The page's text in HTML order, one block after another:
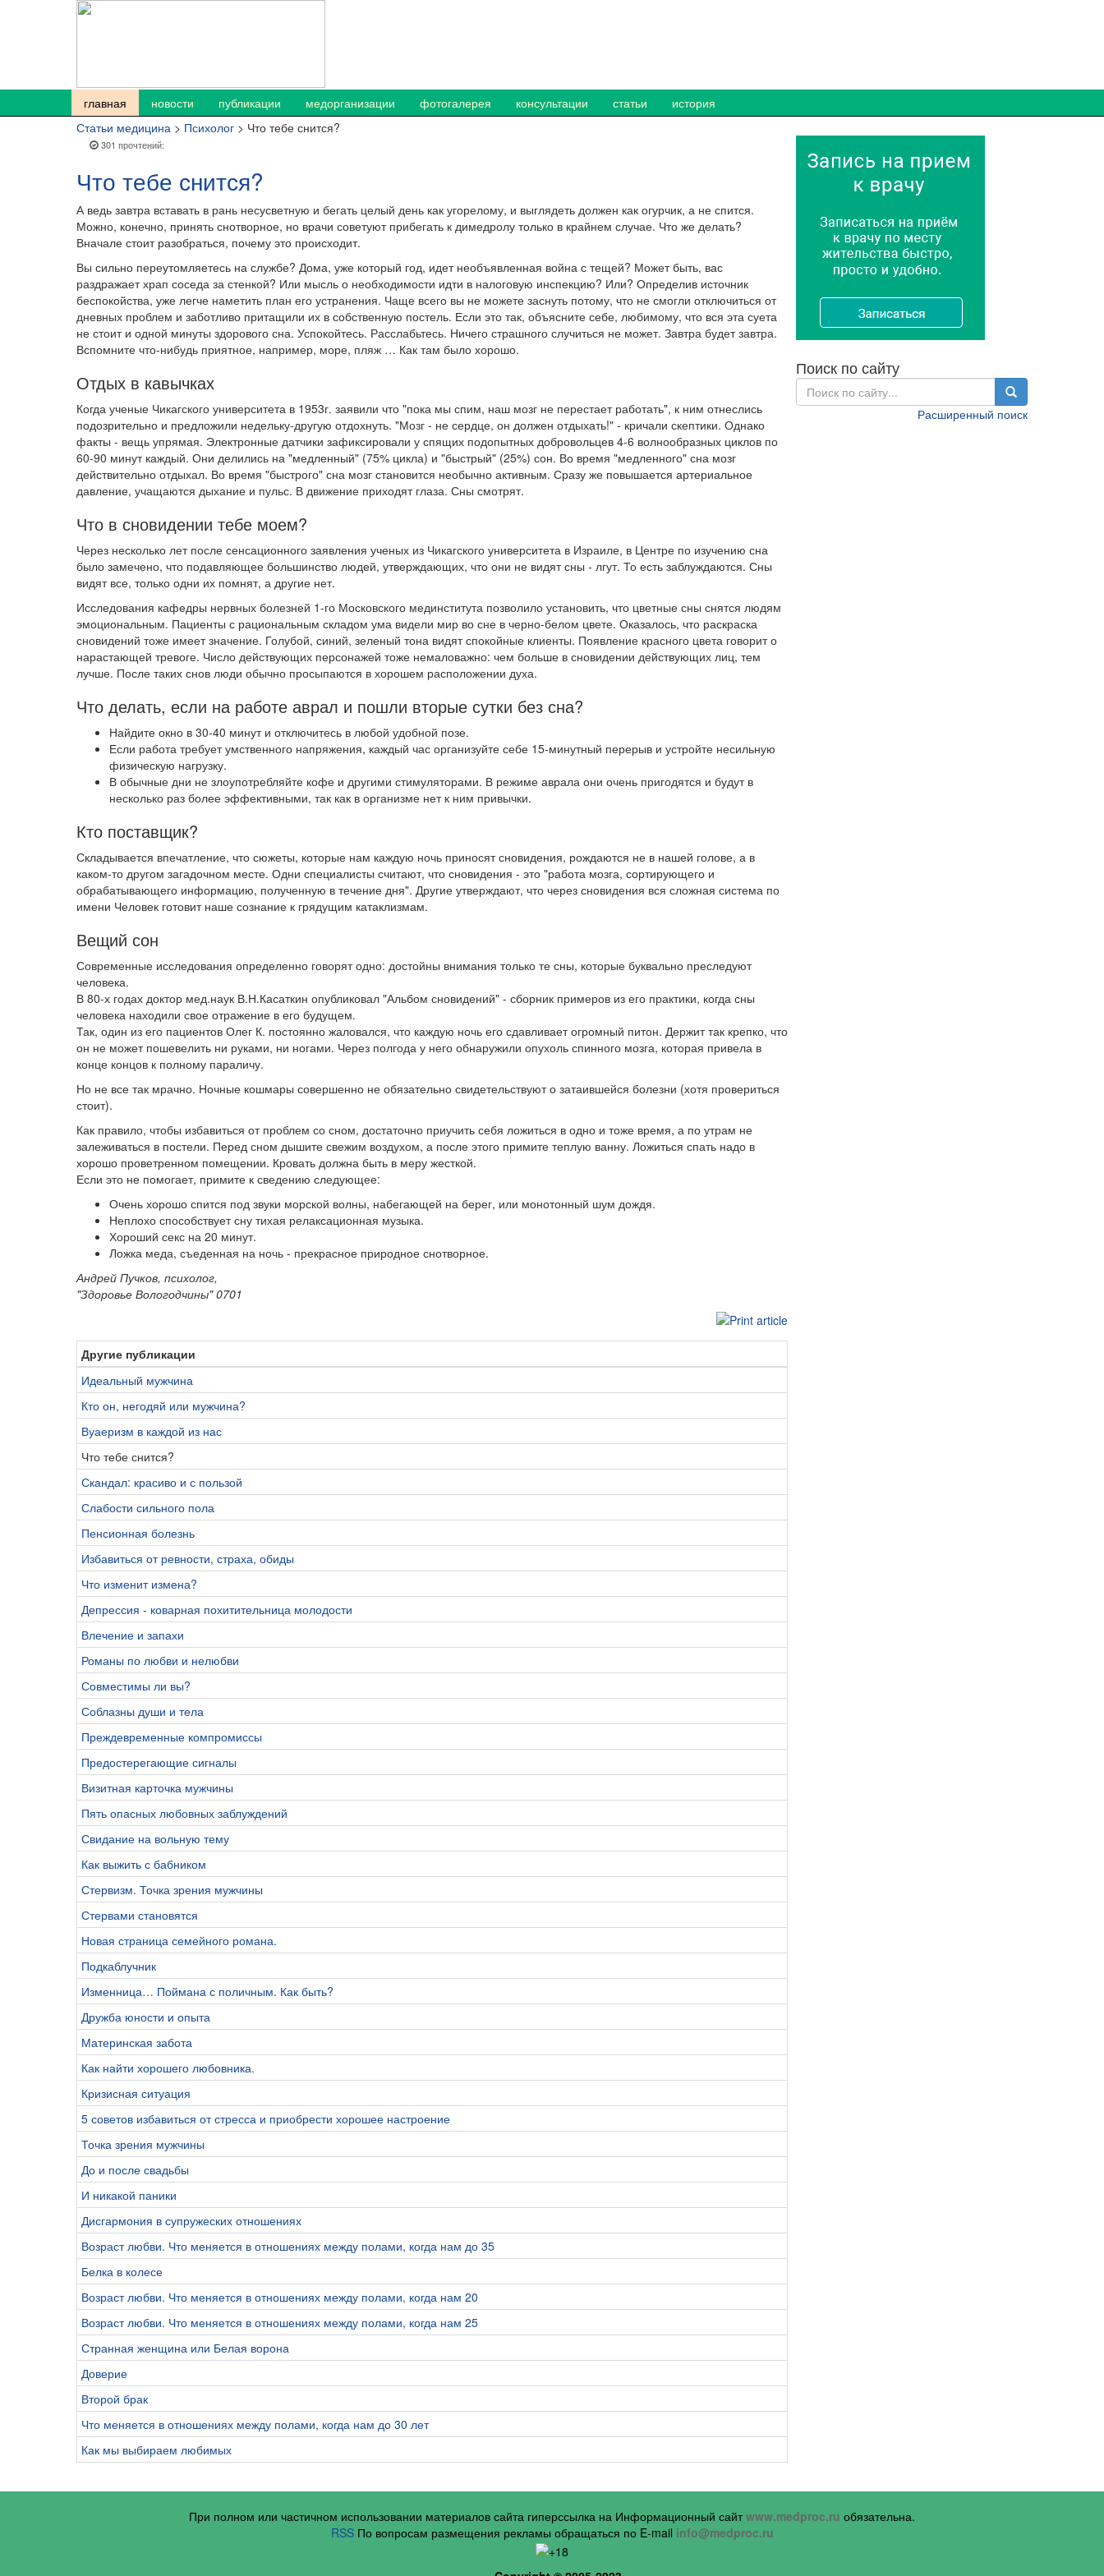
главная новости публикации медорганизации фотогалерея консультации статьи
история
Статьи медицина > Психолог > Что тебе снится?
301 прочтений:
Что тебе снится?
А ведь завтра вставать в рань несусветную и бегать целый день как угорелому, и выглядеть должен как огурчик, а не спится.
Можно, конечно, принять снотворное, но врачи советуют прибегать к димедролу только в крайнем случае. Что же делать?
Вначале стоит разобраться, почему это происходит.
Вы сильно переутомляетесь на службе? Дома, уже который год, идет необъявленная война с тещей? Может быть, вас
раздражает храп соседа за стенкой? Или мысль о необходимости идти в налоговую инспекцию? Или? Определив источник
беспокойства, уже легче наметить план его устранения. Чаще всего вы не можете заснуть потому, что не смогли отключиться от
дневных проблем и заботливо притащили их в собственную постель. Если это так, объясните себе, любимому, что вся эта суета
не стоит и одной минуты здорового сна. Успокойтесь. Расслабьтесь. Ничего страшного случиться не может. Завтра будет завтра.
Вспомните что-нибудь приятное, например, море, пляж … Как там было хорошо.
Отдых в кавычках
Когда ученые Чикагского университета в 1953г. заявили что "пока мы спим, наш мозг не перестает работать", к ним отнеслись
подозрительно и предложили недельку-другую отдохнуть. "Мозг - не сердце, он должен отдыхать!" - кричали скептики. Однако
факты - вещь упрямая. Электронные датчики зафиксировали у спящих подопытных добровольцев 4-6 волнообразных циклов по
60-90 минут каждый. Они делились на "медленный" (75% цикла) и "быстрый" (25%) сон. Во время "медленного" сна мозг
действительно отдыхал. Во время "быстрого" сна мозг становится необычно активным. Сразу же повышается артериальное
давление, учащаются дыхание и пульс. В движение приходят глаза. Сны смотрят.
Что в сновидении тебе моем?
Через несколько лет после сенсационного заявления ученых из Чикагского университета в Израиле, в Центре по изучению сна
было замечено, что подавляющее большинство людей, утверждающих, что они не видят сны - лгут. То есть заблуждаются. Сны
видят все, только одни их помнят, а другие нет.
Исследования кафедры нервных болезней 1-го Московского мединститута позволило установить, что цветные сны снятся людям
эмоциональным. Пациенты с рациональным складом ума видели мир во сне в черно-белом цвете. Оказалось, что раскраска
сновидений тоже имеет значение. Голубой, синий, зеленый тона видят спокойные клиенты. Появление красного цвета говорит о
нарастающей тревоге. Число действующих персонажей тоже немаловажно: чем больше в сновидении действующих лиц, тем
лучше. После таких снов люди обычно просыпаются в хорошем расположении духа.
Что делать, если на работе аврал и пошли вторые сутки без сна?
Найдите окно в 30-40 минут и отключитесь в любой удобной позе.
Если работа требует умственного напряжения, каждый час организуйте себе 15-минутный перерыв и устройте несильную
физическую нагрузку.
В обычные дни не злоупотребляйте кофе и другими стимуляторами. В режиме аврала они очень пригодятся и будут в
несколько раз более эффективными, так как в организме нет к ним привычки.
Кто поставщик?
Складывается впечатление, что сюжеты, которые нам каждую ночь приносят сновидения, рождаются не в нашей голове, а в
каком-то другом загадочном месте. Одни специалисты считают, что сновидения - это "работа мозга, сортирующего и
обрабатывающего информацию, полученную в течение дня". Другие утверждают, что через сновидения вся сложная система по
имени Человек готовит наше сознание к грядущим катаклизмам.
Вещий сон
Современные исследования определенно говорят одно: достойны внимания только те сны, которые буквально преследуют
человека.
В 80-х годах доктор мед.наук В.Н.Касаткин опубликовал "Альбом сновидений" - сборник примеров из его практики, когда сны
человека находили свое отражение в его будущем.
Так, один из его пациентов Олег К. постоянно жаловался, что каждую ночь его сдавливает огромный питон. Держит так крепко, что
он не может пошевелить ни руками, ни ногами. Через полгода у него обнаружили опухоль спинного мозга, которая привела в
конце концов к полному параличу.
Но не все так мрачно. Ночные кошмары совершенно не обязательно свидетельствуют о затаившейся болезни (хотя провериться
стоит).
Как правило, чтобы избавиться от проблем со сном, достаточно приучить себя ложиться в одно и тоже время, а по утрам не
залеживаться в постели. Перед сном дышите свежим воздухом, а после этого примите теплую ванну. Ложиться спать надо в
хорошо проветренном помещении. Кровать должна быть в меру жесткой.
Если это не помогает, примите к сведению следующее:
Очень хорошо спится под звуки морской волны, набегающей на берег, или монотонный шум дождя.
Неплохо способствует сну тихая релаксационная музыка.
Хороший секс на 20 минут.
Ложка меда, съеденная на ночь - прекрасное природное снотворное.
Андрей Пучков, психолог,
"Здоровье Вологодчины" 0701
Другие публикации
Идеальный мужчина
Кто он, негодяй или мужчина?
Вуаеризм в каждой из нас
Что тебе снится?
Скандал: красиво и с пользой
Слабости сильного пола
Пенсионная болезнь
Избавиться от ревности, страха, обиды
Что изменит измена?
Депрессия - коварная похитительница молодости
Влечение и запахи
Романы по любви и нелюбви
Совместимы ли вы?
Соблазны души и тела
Преждевременные компромиссы
Предостерегающие сигналы
Визитная карточка мужчины
Пять опасных любовных заблуждений
Свидание на вольную тему
Как выжить с бабником
Стервизм. Точка зрения мужчины
Стервами становятся
Новая страница семейного романа.
Подкаблучник
Изменница… Поймана с поличным. Как быть?
Дружба юности и опыта
Материнская забота
Как найти хорошего любовника.
Кризисная ситуация
5 советов избавиться от стресса и приобрести хорошее настроение
Точка зрения мужчины
До и после свадьбы
И никакой паники
Дисгармония в супружеских отношениях
Возраст любви. Что меняется в отношениях между полами, когда нам до 35
Белка в колесе
Возраст любви. Что меняется в отношениях между полами, когда нам 20
Возраст любви. Что меняется в отношениях между полами, когда нам 25
Странная женщина или Белая ворона
Доверие
Второй брак
Что меняется в отношениях между полами, когда нам до 30 лет
Как мы выбираем любимых
Поиск по сайту
Расширенный поиск
При полном или частичном использовании материалов сайта гиперссылка на Информационный сайтwww.medproc.ru обязательна.
RSSПо вопросам размещения рекламы обращаться по E-mail info@medproc.ru